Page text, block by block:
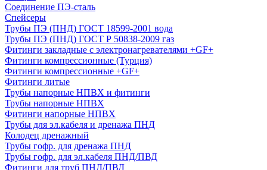
Соединение ПЭ-сталь
Спейсеры
Трубы ПЭ (ПНД) ГОСТ 18599-2001 вода
Трубы ПЭ (ПНД) ГОСТ Р 50838-2009 газ
Фитинги закладные с электронагревателями +GF+
Фитинги компрессионные (Турция)
Фитинги компрессионные +GF+
Фитинги литые
Трубы напорные НПВХ и фитинги
Трубы напорные НПВХ
Фитинги напорные НПВХ
Трубы для эл.кабеля и дренажа ПНД
Колодец дренажный
Трубы гофр. для дренажа ПНД
Трубы гофр. для эл.кабеля ПНД/ПВД
Фитинги для труб ПНД/ПВД